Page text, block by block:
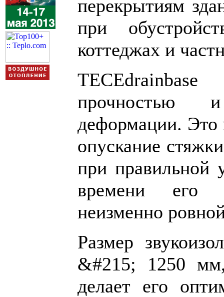
перекрытиям
при
коттеджах и
прочностью
деформации. Это
опускание
при правильной
времени его
неизменно
Размер
&#215; 1250
делает его